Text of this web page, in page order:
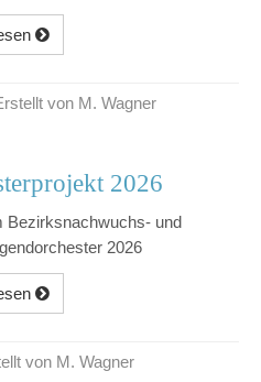
von M. Wagner
2026
Bezirksnachwuchs- und
2026
von M. Wagner